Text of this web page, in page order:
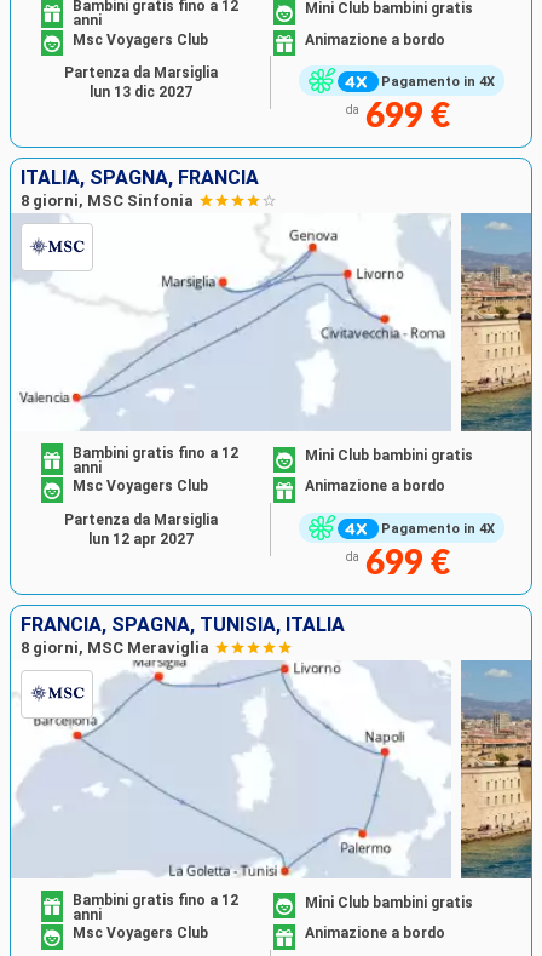
Pagamento in 4X
Bambini gratis fino a 12
anni
Mini Club bambini gratis
Msc Voyagers Club
Animazione a bordo
da 699 €
Partenza da Marsiglia
lun 13 dic 2027
ITALIA, SPAGNA, FRANCIA
8 giorni, MSC Sinfonia
Pagamento in 4X
Bambini gratis fino a 12
anni
Mini Club bambini gratis
Msc Voyagers Club
Animazione a bordo
da 699 €
Partenza da Marsiglia
lun 12 apr 2027
FRANCIA, SPAGNA, TUNISIA, ITALIA
8 giorni, MSC Meraviglia
Bambini gratis fino a 12
anni
Mini Club bambini gratis
Msc Voyagers Club
Animazione a bordo